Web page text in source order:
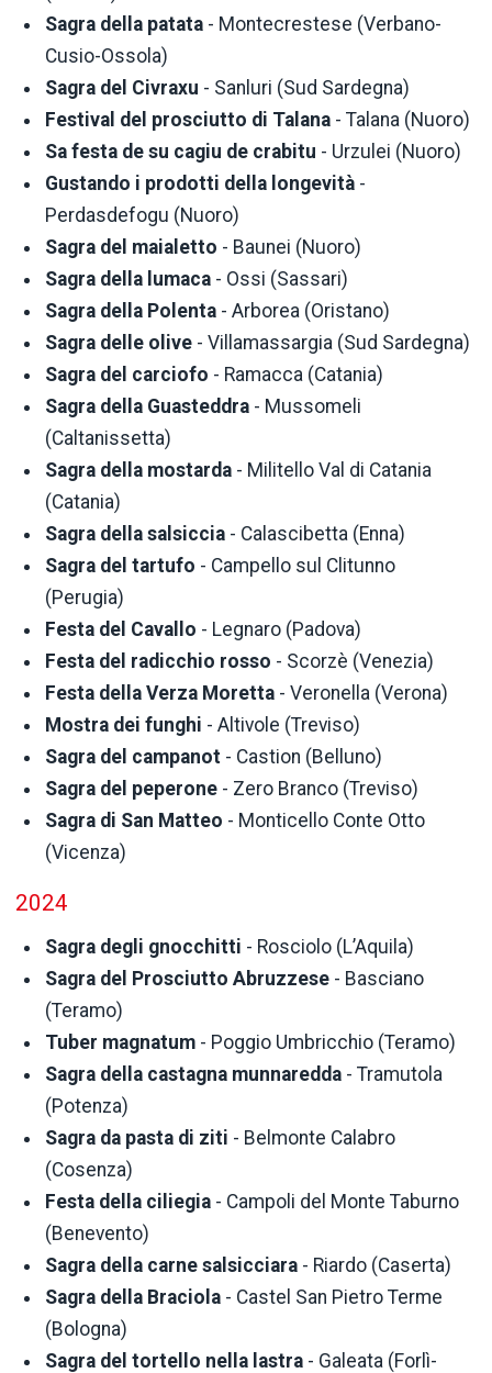
Sagra della patata - Montecrestese (Verbano-
Cusio-Ossola)
Sagra del Civraxu - Sanluri (Sud Sardegna)
Festival del prosciutto di Talana - Talana (Nuoro)
Sa festa de su cagiu de crabitu - Urzulei (Nuoro)
Gustando i prodotti della longevità -
Perdasdefogu (Nuoro)
Sagra del maialetto - Baunei (Nuoro)
Sagra della lumaca - Ossi (Sassari)
Sagra della Polenta - Arborea (Oristano)
Sagra delle olive - Villamassargia (Sud Sardegna)
Sagra del carciofo - Ramacca (Catania)
Sagra della Guasteddra - Mussomeli
(Caltanissetta)
Sagra della mostarda - Militello Val di Catania
(Catania)
Sagra della salsiccia - Calascibetta (Enna)
Sagra del tartufo - Campello sul Clitunno
(Perugia)
Festa del Cavallo - Legnaro (Padova)
Festa del radicchio rosso - Scorzè (Venezia)
Festa della Verza Moretta - Veronella (Verona)
Mostra dei funghi - Altivole (Treviso)
Sagra del campanot - Castion (Belluno)
Sagra del peperone - Zero Branco (Treviso)
Sagra di San Matteo - Monticello Conte Otto
(Vicenza)
2024
Sagra degli gnocchitti - Rosciolo (L’Aquila)
Sagra del Prosciutto Abruzzese - Basciano
(Teramo)
Tuber magnatum - Poggio Umbricchio (Teramo)
Sagra della castagna munnaredda - Tramutola
(Potenza)
Sagra da pasta di ziti - Belmonte Calabro
(Cosenza)
Festa della ciliegia - Campoli del Monte Taburno
(Benevento)
Sagra della carne salsicciara - Riardo (Caserta)
Sagra della Braciola - Castel San Pietro Terme
(Bologna)
Sagra del tortello nella lastra - Galeata (Forlì-